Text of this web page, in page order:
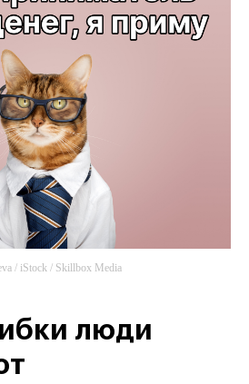
/ iStock / Skillbox Media
люди